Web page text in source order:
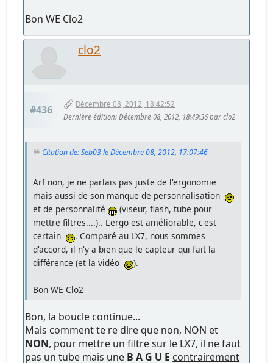
Bon WE Clo2
clo2
#436
Décembre 08, 2012, 18:42:52
Dernière édition: Décembre 08, 2012, 18:49:36 par clo2
Citation de: Seb03 le Décembre 08, 2012, 17:07:46
Arf non, je ne parlais pas juste de l'ergonomie
mais aussi de son manque de personnalisation
et de personnalité
(viseur, flash, tube pour
mettre filtres....).. L'ergo est améliorable, c'est
certain
. Comparé au LX7, nous sommes
d'accord, il n'y a bien que le capteur qui fait la
différence (et la vidéo
).
Bon WE Clo2
Bon, la boucle continue...
Mais comment te re dire que non, NON et
NON, pour mettre un filtre sur le LX7, il ne faut
pas un tube mais une B A G U E contrairement